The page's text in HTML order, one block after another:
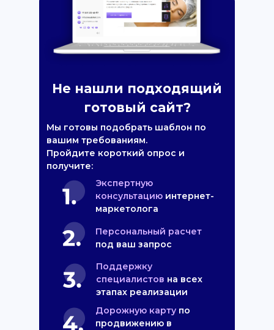
Не нашли подходящий
готовый сайт?
Мы готовы подобрать шаблон по
вашим требованиям.
Пройдите короткий опрос и
получите:
Экспертную
консультацию интернет-
маркетолога
Персональный расчет
под ваш запрос
Поддержку
специалистов на всех
этапах реализации
Дорожную карту по
продвижению в